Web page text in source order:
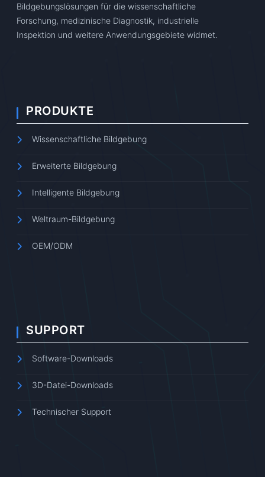
Bildgebungslösungen für die wissenschaftliche
Forschung, medizinische Diagnostik, industrielle
Inspektion und weitere Anwendungsgebiete widmet.
PRODUKTE
Wissenschaftliche Bildgebung
Erweiterte Bildgebung
Intelligente Bildgebung
Weltraum-Bildgebung
OEM/ODM
SUPPORT
Software-Downloads
3D-Datei-Downloads
Technischer Support